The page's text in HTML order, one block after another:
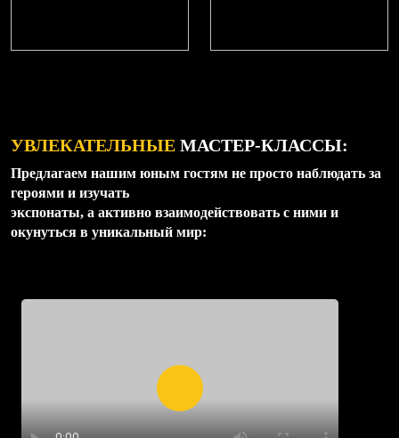
УВЛЕКАТЕЛЬНЫЕ МАСТЕР-КЛАССЫ:
Предлагаем нашим юным гостям не просто наблюдать за
героями и изучать
экспонаты, а активно взаимодействовать с ними и
окунуться в уникальный мир: